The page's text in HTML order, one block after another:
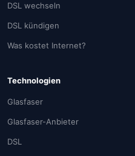
DSL wechseln
DSL kündigen
Was kostet Internet?
Technologien
Glasfaser
Glasfaser-Anbieter
DSL